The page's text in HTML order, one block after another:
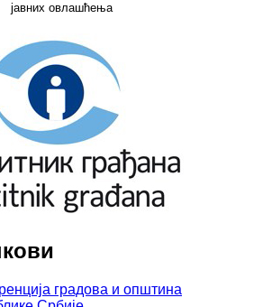
јавних овлашћења
градова и општина